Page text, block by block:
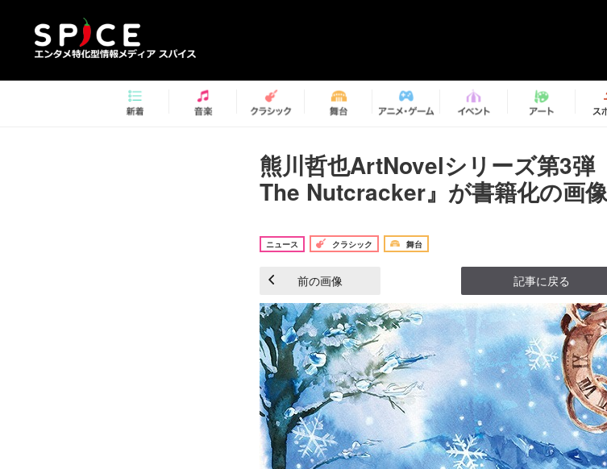
熊川哲也ArtNovelシリーズ第3
The Nutcracker』が書籍化の画
ニュース クラシック 舞台
前の画像 記事に戻る